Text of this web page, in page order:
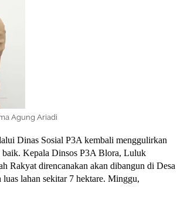
Agung Ariadi
Dinas Sosial P3A kembali menggulirkan
baik. Kepala Dinsos P3A Blora, Luluk
Rakyat direncanakan akan dibangun di Desa
lahan sekitar 7 hektare. Minggu,